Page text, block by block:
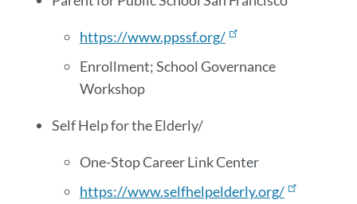
https://www.ppssf.org/
Enrollment; School Governance
Workshop
Self Help for the Elderly/
One-Stop Career Link Center
https://www.selfhelpelderly.org/